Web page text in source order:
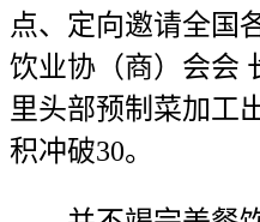
点、定向邀请全国
饮业协（商）会会
里头部预制菜加工
积冲破30。